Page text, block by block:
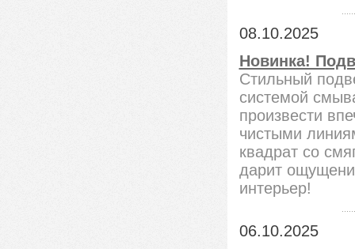
08.10.2025
Новинка!
Стильный
системой
произвести
чистыми
квадрат со
дарит
интерьер!
06.10.2025